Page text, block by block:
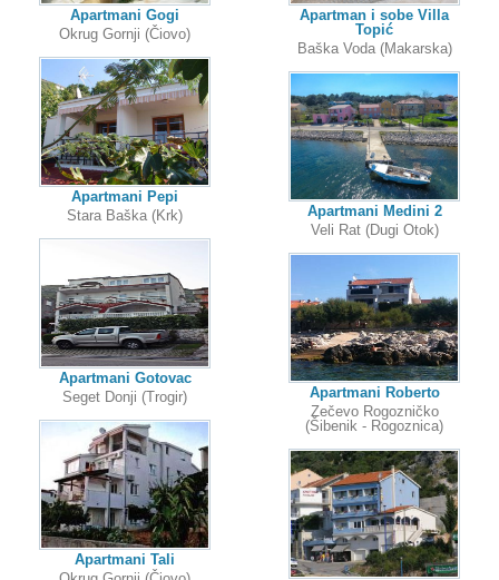
Apartmani Gogi
Okrug Gornji (Čiovo)
Apartmani Pepi
Stara Baška (Krk)
Apartmani Gotovac
Seget Donji (Trogir)
Apartmani Tali
Apartman i sobe Villa
Topić
Baška Voda (Makarska)
Apartmani Medini 2
Veli Rat (Dugi Otok)
Apartmani Roberto
Zečevo Rogozničko
(Šibenik - Rogoznica)